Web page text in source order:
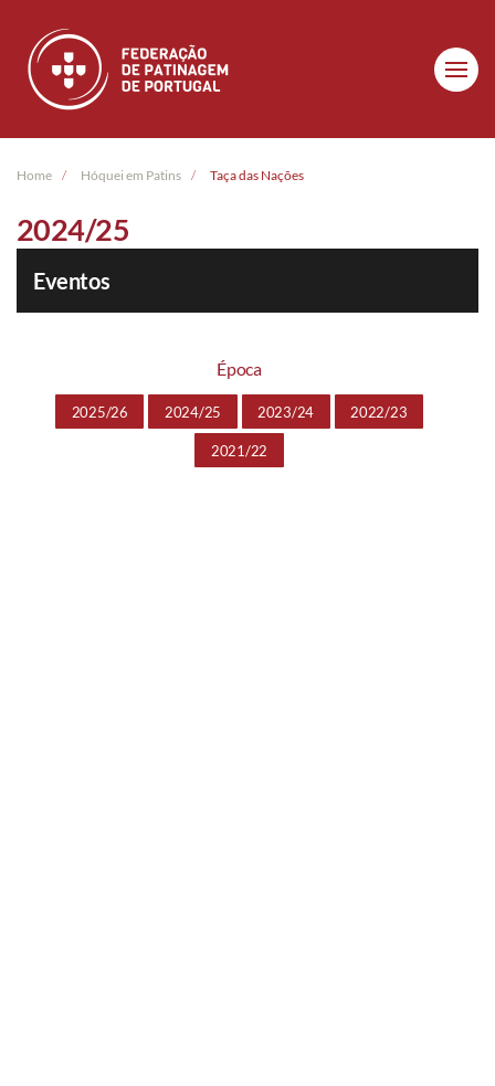
Skip to main content
Home Hóquei em Patins Taça das Nações
2024/25
Eventos
Época
2025/26 2024/25 2023/24 2022/23
2021/22